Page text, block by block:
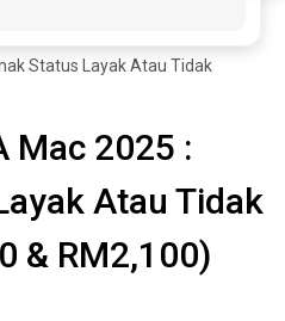
Status Layak Atau Tidak
Mac 2025 :
Atau Tidak
& RM2,100)